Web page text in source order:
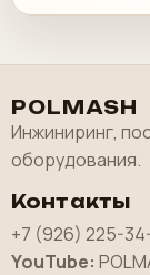
POLMASH
Инжиниринг,
оборудования.
Контакты
+7 (926) 225-
YouTube: